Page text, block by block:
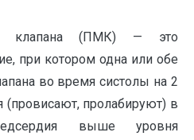
клапана (ПМК) — это
при котором одна или обе
во время систолы на 2
(провисают, пролабируют) в
выше уровня